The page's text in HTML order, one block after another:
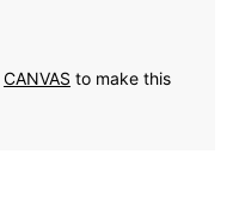
CANVAS to make this